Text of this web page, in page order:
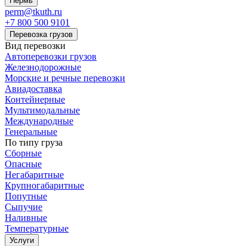
perm@tkuth.ru
+7 800 500 9101
Перевозка грузов
Вид перевозки
Автоперевозки грузов
Железнодорожные
Морские и речные перевозки
Авиадоставка
Контейнерные
Мультимодальные
Международные
Генеральные
По типу груза
Сборные
Опасные
Негабаритные
Крупногабаритные
Попутные
Сыпучие
Наливные
Температурные
Услуги